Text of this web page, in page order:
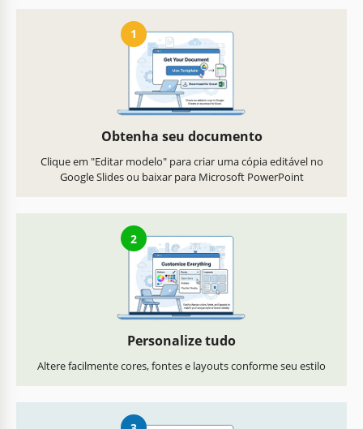
1
Obtenha seu documento
Clique em "Editar modelo" para criar uma cópia editável no
Google Slides ou baixar para Microsoft PowerPoint
2
Personalize tudo
Altere facilmente cores, fontes e layouts conforme seu estilo